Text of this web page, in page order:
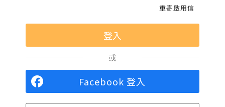
重寄啟用信
或
Facebook 登入